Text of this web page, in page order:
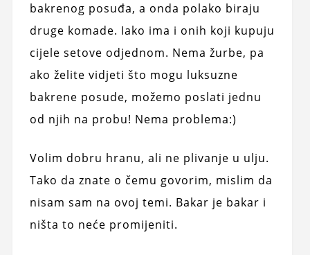
bakrenog posuđa, a onda polako biraju
druge komade. Iako ima i onih koji kupuju
cijele setove odjednom. Nema žurbe, pa
ako želite vidjeti što mogu luksuzne
bakrene posude, možemo poslati jednu
od njih na probu! Nema problema:)
Volim dobru hranu, ali ne plivanje u ulju.
Tako da znate o čemu govorim, mislim da
nisam sam na ovoj temi. Bakar je bakar i
ništa to neće promijeniti.